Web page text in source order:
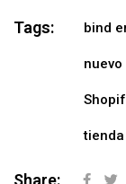
Tags: bind
nuevo
Share: